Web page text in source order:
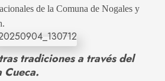
de la Comuna de Nogales y
tradiciones a través del
Cueca.